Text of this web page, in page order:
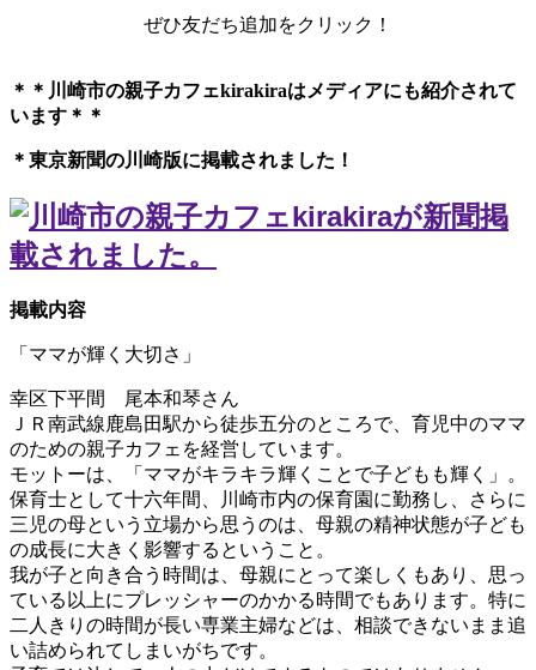
ぜひ友だち追加をクリック！
＊＊川崎市の親子カフェkirakiraは メディアにも紹介されて
います＊＊
＊東京新聞の川崎版に掲載されました！
掲載内容
「ママが輝く大切さ」
幸区下平間 尾本和琴さん
ＪＲ南武線鹿島田駅から徒歩五分のところで、育児中のママ
のための親子カフェを経営しています。
モットーは、「ママがキラキラ輝くことで子どもも輝く」。
保育士として十六年間、川崎市内の保育園に勤務し、さらに
三児の母という立場から思うのは、母親の精神状態が子ども
の成長に大きく影響するということ。
我が子と向き合う時間は、母親にとって楽しくもあり、思っ
ている以上にプレッシャーのかかる時間でもあります。特に
二人きりの時間が長い専業主婦などは、相談できないまま追
い詰められてしまいがちです。